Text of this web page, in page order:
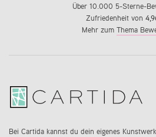
Über 10.000 5-Sterne-
Zufriedenheit von
Mehr zum Thema
Bei Cartida kannst du dein eigenes